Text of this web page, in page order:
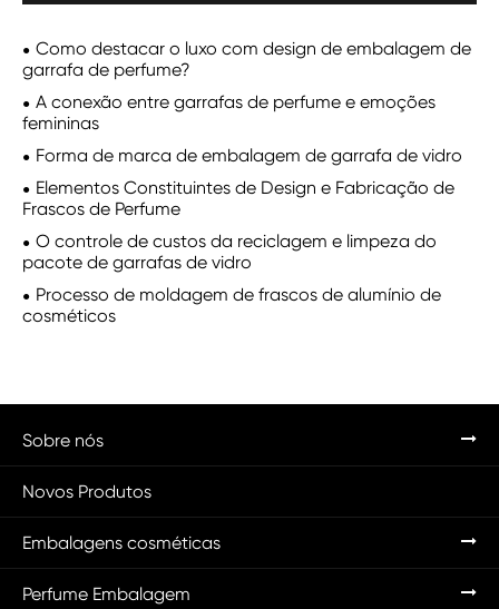
Como destacar o luxo com design de embalagem de
garrafa de perfume?
A conexão entre garrafas de perfume e emoções
femininas
Forma de marca de embalagem de garrafa de vidro
Elementos Constituintes de Design e Fabricação de
Frascos de Perfume
O controle de custos da reciclagem e limpeza do
pacote de garrafas de vidro
Processo de moldagem de frascos de alumínio de
cosméticos
Sobre nós
Novos Produtos
Embalagens cosméticas
Perfume Embalagem